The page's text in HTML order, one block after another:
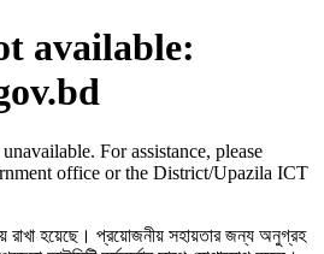
available:
For assistance, please
office or the District/Upazila ICT
রাখা হয়েছে। প্রয়োজনীয় সহায়তার জন্য অনুগ্রহ